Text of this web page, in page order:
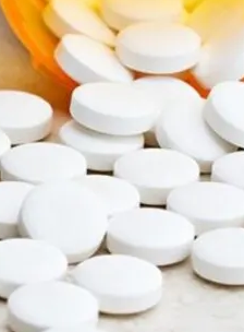
КПУ
Футуристического